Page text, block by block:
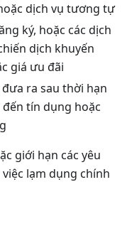
dịch vụ tương tự
ký, hoặc các dịch
dịch khuyến
giá ưu đãi
ra sau thời hạn
tín dụng hoặc
giới hạn các yêu
lạm dụng chính